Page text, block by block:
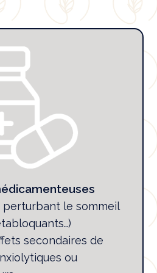
perturbant le sommeil
secondaires de
ou